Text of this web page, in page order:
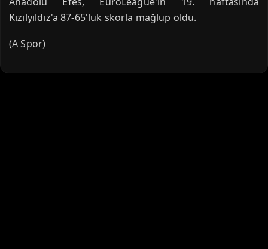
Kızılyıldız'a 87-65'luk skorla mağlup oldu.
(A Spor)